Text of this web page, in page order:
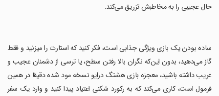
حال عجیبی را به مخاطبش تزریق می‌کند.
‏ساده بودن یک بازی ویژگی جذابی است، فکر کنید که استارت را میزنید و فقط
گاز می‌دهید، بدون این‌که نگران بالا رفتن سطح، یا ترسی از دشمنان عجیب و
غریب داشته باشید، معجزه بازی هشتگ درایو نسخه مود شده دقیقا در همین
فرمول است، کاری می‌کند که به رکورد شکنی اعتیاد پیدا کنید و وارد یک سفر